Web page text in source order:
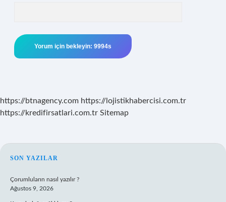
https://btnagency.com https://lojistikhabercisi.com.tr
https://kredifirsatlari.com.tr Sitemap
SIDEBAR
SON YAZILAR
Çorumluların nasıl yazılır ?
Ağustos 9, 2026